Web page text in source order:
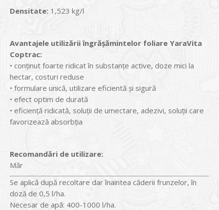
Densitate: 1,523 kg/l
Avantajele utilizării îngrăşămintelor foliare YaraVita
Coptrac:
• conţinut foarte ridicat în substanţe active, doze mici la
hectar, costuri reduse
• formulare unică, utilizare eficientă şi sigură
• efect optim de durată
• eficienţă ridicată, soluţii de umectare, adezivi, soluţii care
favorizează absorbţia
Recomandări de utilizare:
Măr
Se aplică după recoltare dar înaintea căderii frunzelor, în
doză de 0,5 l/ha.
Necesar de apă: 400-1000 l/ha.